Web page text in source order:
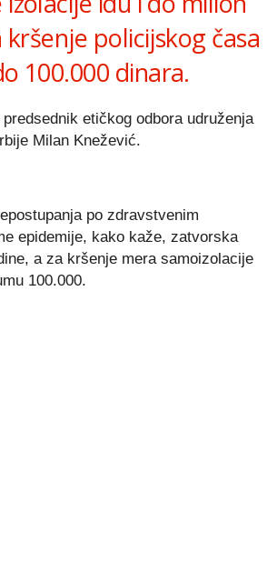
kršenje policijskog časa
100.000 dinara.
etičkog odbora udruženja
Milan Knežević.
po zdravstvenim
epidemije, kako kaže, zatvorska
a za kršenje mera samoizolacije
100.000.